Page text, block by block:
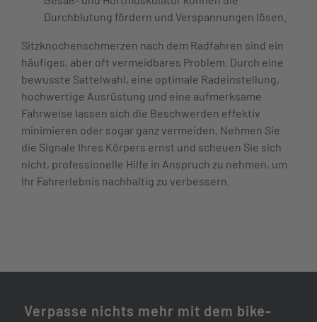
Durchblutung fördern und Verspannungen lösen.
Sitzknochenschmerzen nach dem Radfahren sind ein
häufiges, aber oft vermeidbares Problem. Durch eine
bewusste Sattelwahl, eine optimale Radeinstellung,
hochwertige Ausrüstung und eine aufmerksame
Fahrweise lassen sich die Beschwerden effektiv
minimieren oder sogar ganz vermeiden. Nehmen Sie
die Signale Ihres Körpers ernst und scheuen Sie sich
nicht, professionelle Hilfe in Anspruch zu nehmen, um
Ihr Fahrerlebnis nachhaltig zu verbessern.
Verpasse nichts mehr mit dem bike-